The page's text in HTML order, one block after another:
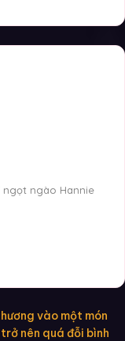
ngọt ngào Hannie
vào một món
nên quá đỗi bình